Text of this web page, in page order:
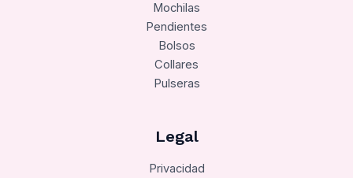
Mochilas
Pendientes
Bolsos
Collares
Pulseras
Legal
Privacidad